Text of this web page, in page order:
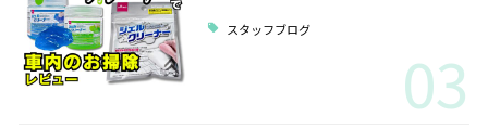
スタッフブログ
03